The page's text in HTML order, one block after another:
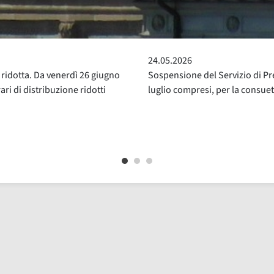
Da venerdì 26 giugno
di distribuzione ridotti
24.05.2026
Sospensione del Servizio di
luglio compresi, per la